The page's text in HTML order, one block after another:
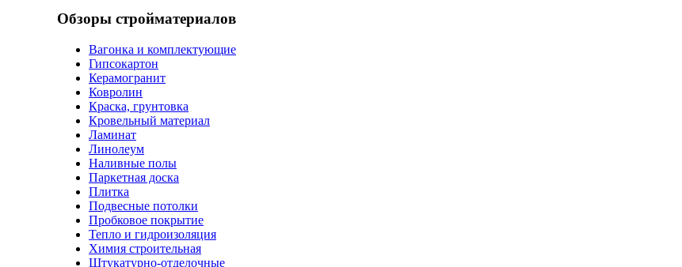
Обзоры стройматериалов
Вагонка и комплектующие
Гипсокартон
Керамогранит
Ковролин
Краска, грунтовка
Кровельный материал
Ламинат
Линолеум
Наливные полы
Паркетная доска
Плитка
Подвесные потолки
Пробковое покрытие
Тепло и гидроизоляция
Химия строительная
Штукатурно-отделочные